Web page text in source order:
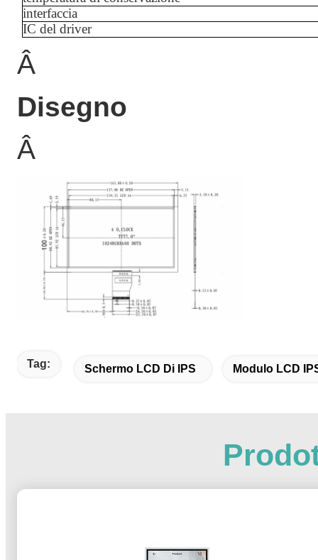
interfaccia
IC del driver
Â
Disegno
Â
Tag: Schermo LCD Di IPS Modulo LCD